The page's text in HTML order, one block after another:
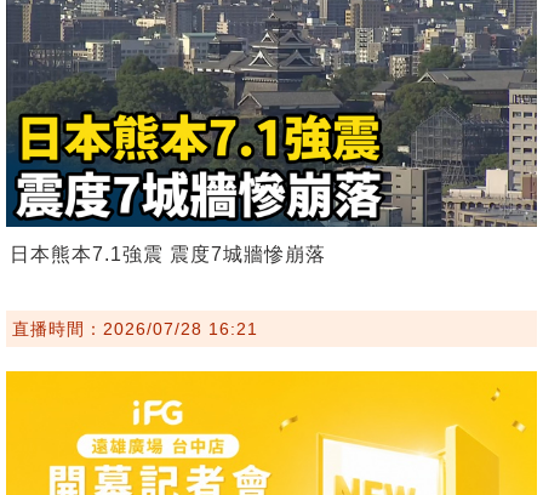
日本熊本7.1強震 震度7城牆慘崩落
直播時間：2026/07/28 16:21